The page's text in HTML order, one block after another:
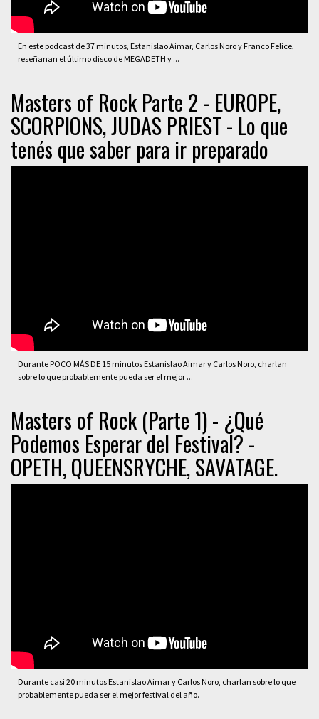
En este podcast de 37 minutos, Estanislao Aimar, Carlos Noro y Franco Felice,
reseñanan el último disco de MEGADETH y ...
Masters of Rock Parte 2 - EUROPE,
SCORPIONS, JUDAS PRIEST - Lo que
tenés que saber para ir preparado
Durante POCO MÁS DE 15 minutos Estanislao Aimar y Carlos Noro, charlan
sobre lo que probablemente pueda ser el mejor ...
Masters of Rock (Parte 1) - ¿Qué
Podemos Esperar del Festival? -
OPETH, QUEENSRYCHE, SAVATAGE.
Durante casi 20 minutos Estanislao Aimar y Carlos Noro, charlan sobre lo que
probablemente pueda ser el mejor festival del año.